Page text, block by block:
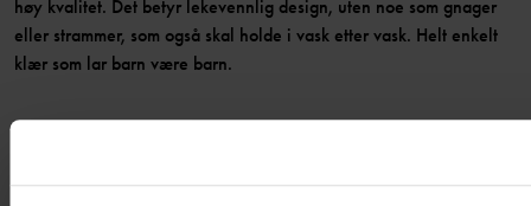
høy kvalitet. Det betyr lekevennlig design, uten noe som gnager
eller strammer, som også skal holde i vask etter vask. Helt enkelt
klær som lar barn være barn.